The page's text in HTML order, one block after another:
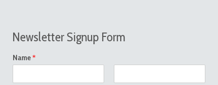
Newsletter Signup Form
Name *